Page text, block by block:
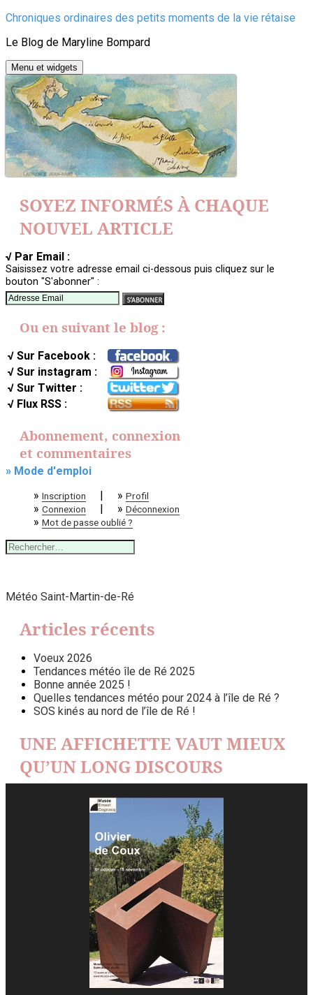
Aller
contenu
Chroniques ordinaires des petits moments de la vie rétaise
Le Blog de Maryline Bompard
Menu et widgets
SOYEZ INFORMÉS À CHAQUE
NOUVEL ARTICLE
√ Par Email :
Saisissez votre adresse email ci-dessous puis cliquez sur le
bouton "S'abonner" :
Ou en suivant le blog :
√ Sur Facebook :
√ Sur instagram :
√ Sur Twitter :
√ Flux RSS :
Abonnement, connexion
et commentaires
» Mode d'emploi
» Inscription | » Profil
» Connexion | » Déconnexion
» Mot de passe oublié ?
Rechercher :
Météo Saint-Martin-de-Ré
Articles récents
Voeux 2026
Tendances météo île de Ré 2025
Bonne année 2025 !
Quelles tendances météo pour 2024 à l’île de Ré ?
SOS kinés au nord de l’île de Ré !
UNE AFFICHETTE VAUT MIEUX
QU’UN LONG DISCOURS